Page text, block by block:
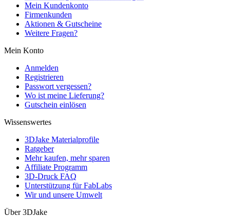
Mein Kundenkonto
Firmenkunden
Aktionen & Gutscheine
Weitere Fragen?
Mein Konto
Anmelden
Registrieren
Passwort vergessen?
Wo ist meine Lieferung?
Gutschein einlösen
Wissenswertes
3DJake Materialprofile
Ratgeber
Mehr kaufen, mehr sparen
Affiliate Programm
3D-Druck FAQ
Unterstützung für FabLabs
Wir und unsere Umwelt
Über 3DJake